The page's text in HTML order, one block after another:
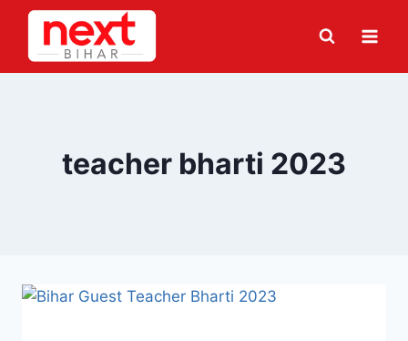
Skip
content
teacher bharti 2023